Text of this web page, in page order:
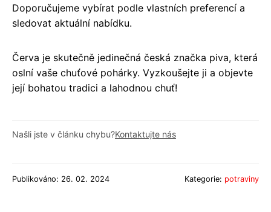
Doporučujeme vybírat podle vlastních preferencí a
sledovat aktuální nabídku.
Červa je skutečně jedinečná česká značka piva, která
oslní vaše chuťové pohárky. Vyzkoušejte ji a objevte
její bohatou tradici a lahodnou chuť!
Našli jste v článku chybu?Kontaktujte nás
Publikováno: 26. 02. 2024 Kategorie: potraviny